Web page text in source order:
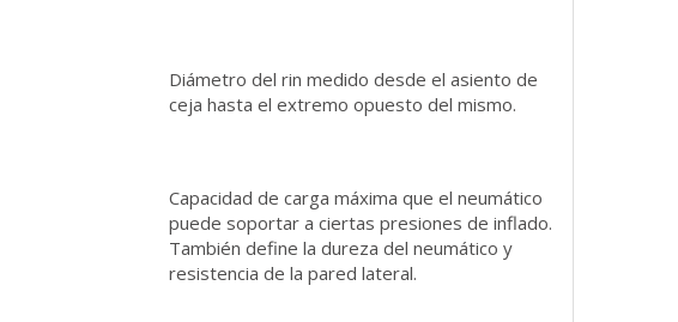
Diámetro del rin medido desde el asiento de
ceja hasta el extremo opuesto del mismo.
Capacidad de carga máxima que el neumático
puede soportar a ciertas presiones de inflado.
También define la dureza del neumático y
resistencia de la pared lateral.